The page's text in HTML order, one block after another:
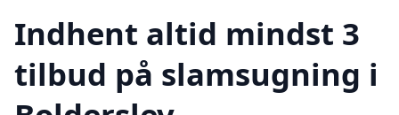
Indhent altid mindst 3
tilbud på slamsugning i